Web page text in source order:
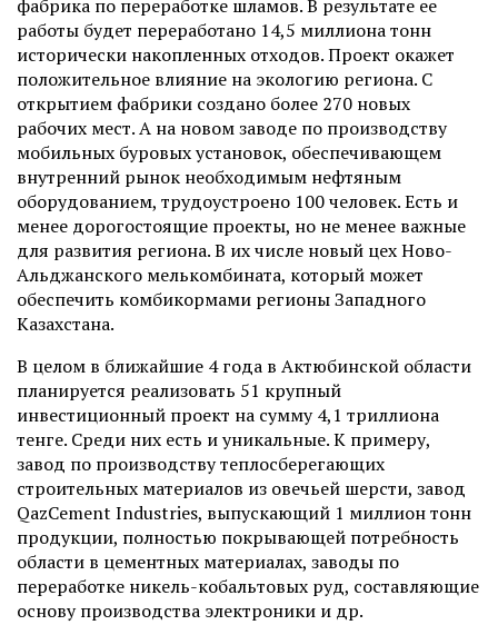
фабрика по переработке шламов. В результате ее
работы будет переработано 14,5 миллиона тонн
исторически накопленных отходов. Проект окажет
положительное влияние на экологию региона. С
открытием фабрики создано более 270 новых
рабочих мест. А на новом заводе по производству
мобильных буровых установок, обеспечивающем
внутренний рынок необходимым нефтяным
оборудованием, трудоустроено 100 человек. Есть и
менее дорогостоящие проекты, но не менее важные
для развития региона. В их числе новый цех Ново-
Альджанского мелькомбината, который может
обеспечить комбикормами регионы Западного
Казахстана.
В целом в ближайшие 4 года в Актюбинской области
планируется реализовать 51 крупный
инвестиционный проект на сумму 4,1 триллиона
тенге. Среди них есть и уникальные. К примеру,
завод по производству теплосберегающих
строительных материалов из овечьей шерсти, завод
QazCement Industries, выпускающий 1 миллион тонн
продукции, полностью покрывающей потребность
области в цементных материалах, заводы по
переработке никель-кобальтовых руд, составляющие
основу производства электроники и др.